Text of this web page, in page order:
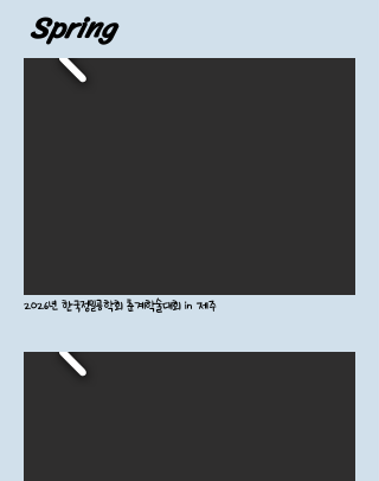
Spring
2026년 한국정밀공학회 춘계학술대회 in 제주